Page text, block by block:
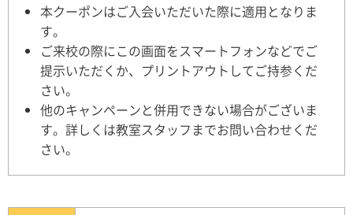
本クーポンはご入会いただいた際に適用となりま
す。
ご来校の際にこの画面をスマートフォンなどでご
提示いただくか、プリントアウトしてご持参くだ
さい。
他のキャンペーンと併用できない場合がございま
す。詳しくは教室スタッフまでお問い合わせくだ
さい。